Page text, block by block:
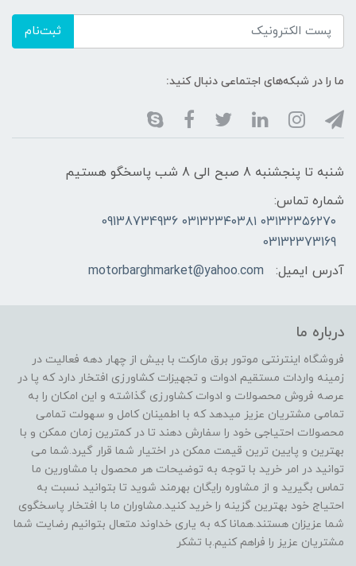
ثبت‌نام
ما را در شبکه‌های اجتماعی دنبال کنید:
شنبه تا پنجشنبه 8 صبح الی 8 شب پاسخگو هستیم
شماره تماس:
۰۳۱۳۲۳۵۶۲۷۰ ۰۳۱۳۲۳۴۰۳۸۱ 09138734936
03132373169
آدرس ایمیل:
motorbarghmarket@yahoo.com
درباره ما
فروشگاه اینترنتی موتور برق مارکت با بیش از چهار دهه فعالیت در
زمینه واردات مستقیم ادوات و تجهیزات کشاورزی افتخار دارد که پا در
عرصه فروش محصولات و ادوات کشاورزی گذاشته و این امکان را به
تمامی مشتریان عزیز میدهد که با اطمینان کامل و سهولت تمامی
محصولات احتیاجی خود را سفارش دهند تا در کمترین زمان ممکن و با
بهترین و پایین ترین قیمت ممکن در اختیار شما قرار گیرد.شما می
توانید در امر خرید با توجه به توضیحات هر محصول با مشاورین ما
تماس بگیرید و از مشاوره رایگان بهرمند شوید تا بتوانید نسبت به
احتیاج خود بهترین گزینه را خرید کنید.مشاوران ما با افتخار پاسخگوی
شما عزیزان هستند.همانا که به یاری خداوند متعال بتوانیم رضایت شما
مشتریان عزیز را فراهم کنیم.با تشکر